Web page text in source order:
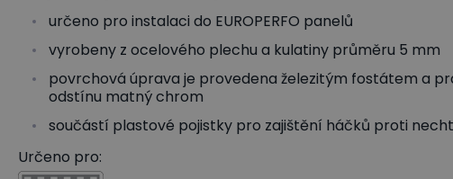
určeno pro instalaci do EUROPERFO panelů
vyrobeny z ocelového plechu a kulatiny průměru 5 mm
povrchová úprava je provedena železitým fostátem a
odstínu matný chrom
součástí plastové pojistky pro zajištění háčků proti
Určeno pro: